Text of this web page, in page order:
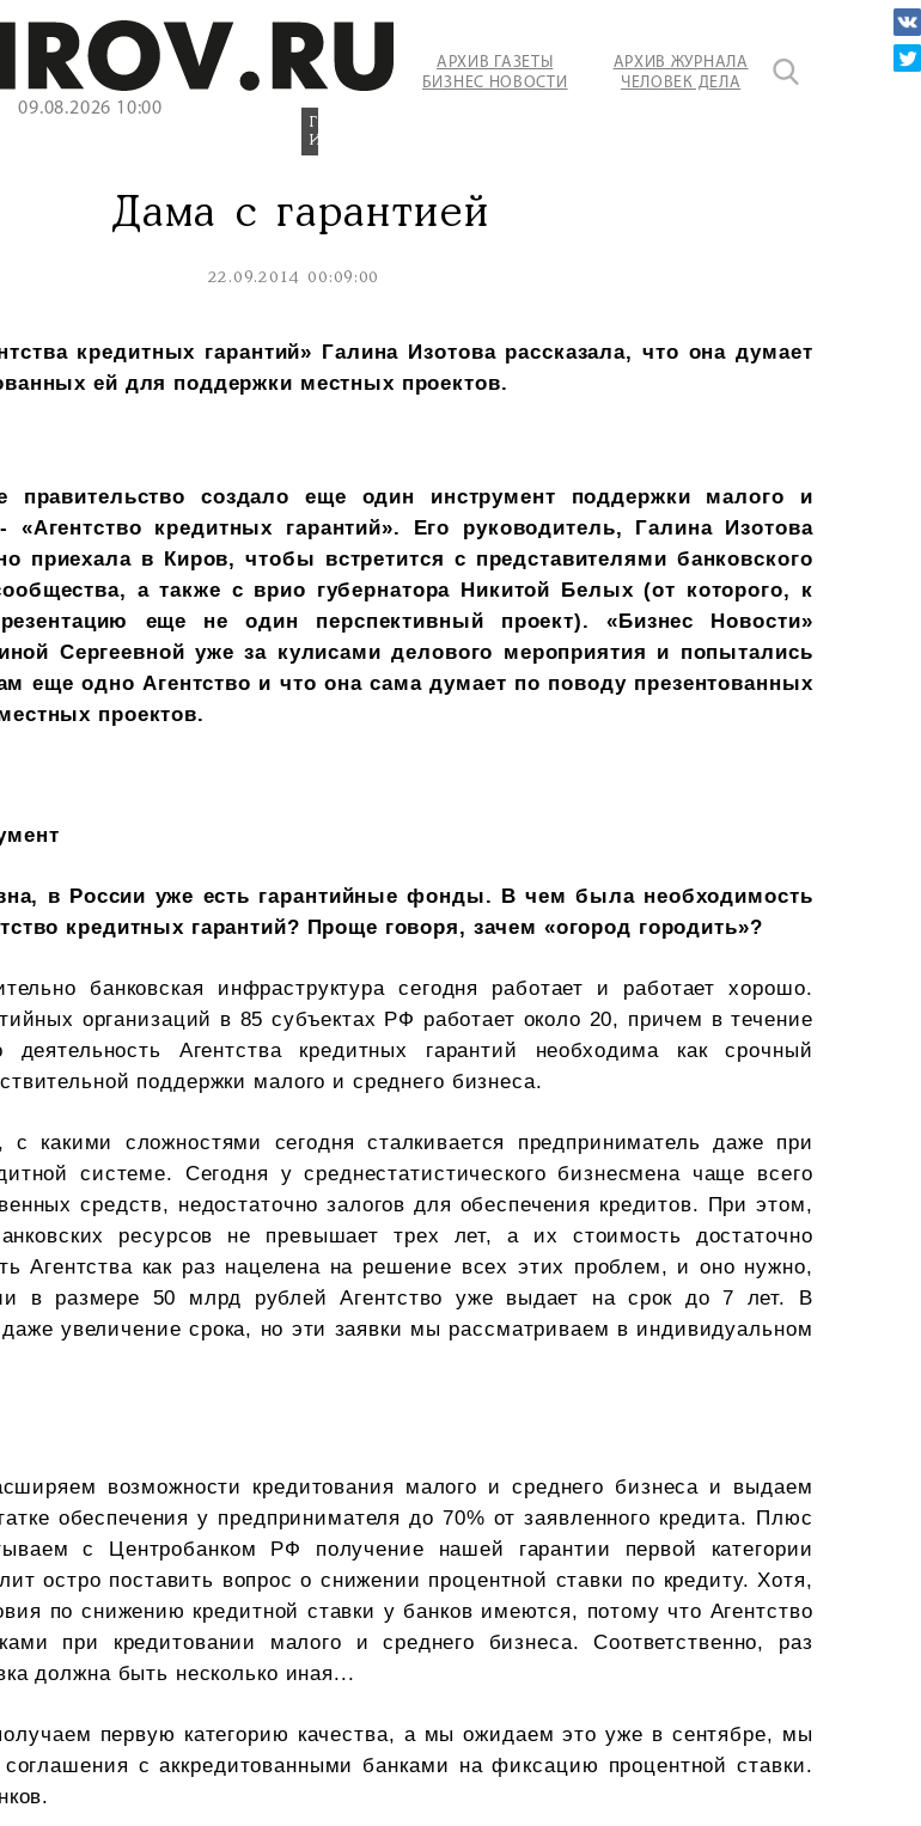
09.08.2026 10:00
АРХИВ ГАЗЕТЫ
БИЗНЕС НОВОСТИ
АРХИВ ЖУРНАЛА
ЧЕЛОВЕК ДЕЛА
Галина
Изотова.
Дама с гарантией
22.09.2014 00:09:00
кредитных гарантий» Галина Изотова рассказала, что онадумает
ей для поддержки местных проектов.
правительство создало еще один инструмент поддержки малого и
«Агентство кредитных гарантий». Его руководитель, Галина Изотова
приехала в Киров, чтобы встретится с представителями банковского
а также с врио губернатора Никитой Белых (от которого, к
еще не один перспективный проект). «Бизнес Новости»
Сергеевной уже за кулисами делового мероприятия и попытались
еще одно Агентство и что она сама думает по поводу презентованных
проектов.
в России уже есть гарантийные фонды. В чем была необходимость
кредитных гарантий? Проще говоря, зачем «огород городить»?
банковская инфраструктура сегодня работает и работает хорошо.
организаций в 85 субъектах РФ работает около 20, причем в течение
деятельность Агентства кредитных гарантий необходима как срочный
поддержки малого и среднего бизнеса.
какими сложностями сегодня сталкивается предприниматель даже при
системе. Сегодня у среднестатистического бизнесмена чаще всего
средств, недостаточно залогов для обеспечения кредитов. При этом,
ресурсов не превышает трех лет, а их стоимость достаточно
Агентства как раз нацелена на решение всех этих проблем, и оно нужно,
в размере 50 млрд рублей Агентство уже выдает на срок до 7 лет. В
увеличение срока, но эти заявки мы рассматриваем в индивидуальном
возможности кредитования малого и среднего бизнеса и выдаем
обеспечения у предпринимателя до 70% от заявленного кредита. Плюс
с Центробанком РФ получение нашей гарантии первой категории
остро поставить вопрос о снижении процентной ставки по кредиту. Хотя,
по снижению кредитной ставки у банков имеются, потому что Агентство
при кредитовании малого и среднего бизнеса. Соответственно, раз
должна быть несколько иная...
первую категорию качества, а мы ожидаем это уже в сентябре, мы
с аккредитованными банками на фиксацию процентной ставки.